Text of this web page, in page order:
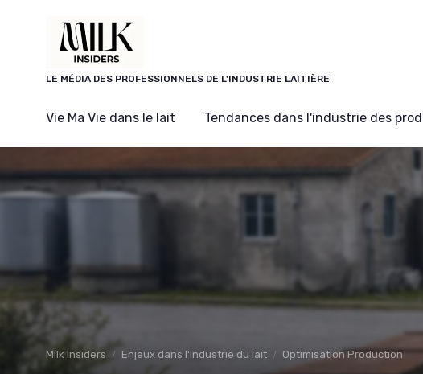
LE MÉDIA DES PROFESSIONNELS DE L'INDUSTRIE LAITIÈRE
Vie Ma Vie dans le lait Tendances dans l'industrie des
Milk Insiders Enjeux dans l'industrie du lait Optimisation Production